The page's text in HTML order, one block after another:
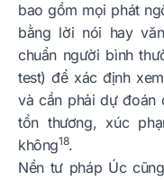
bao gồm mọi phát
bằng lời nói hay
chuẩn người bình
test) để xác định
và cần phải dự đoán
tổn thương, xúc
không18.
Nền tư pháp Úc